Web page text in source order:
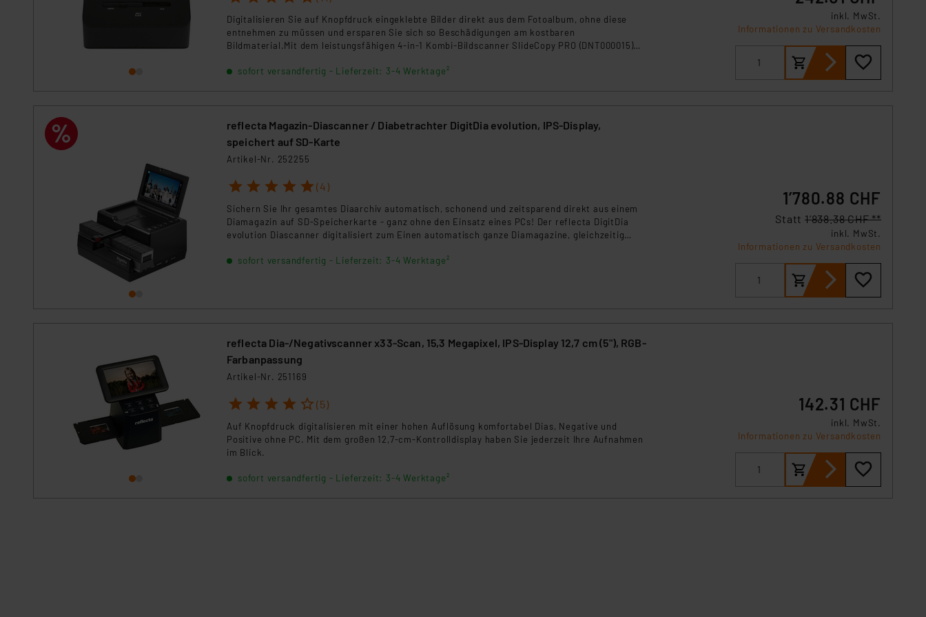
Impressum|Datenschutzerklärung
Digitalisieren Sie auf Knopfdruck eingeklebte Bilder direkt aus dem Fotoalbum, ohne diese
entnehmen zu müssen und ersparen Sie sich so Beschädigungen am kostbaren
Bildmaterial.Mit dem leistungsfähigen 4-in-1 Kombi-Bildscanner SlideCopy PRO (DNT000015)
Instamatic-Filme) ohne den Einsatz eines PCs oder einer PC-Software einfach ins digitale
sofort versandfertig - Lieferzeit: 3-4 Werktage²
inkl. MwSt.
Informationen zu Versandkosten
reflecta Magazin-Diascanner / Diabetrachter DigitDia evolution, IPS-Display,
speichert auf SD-Karte
Artikel-Nr. 252255
1 2 3 4 5 (4)
Sichern Sie Ihr gesamtes Diaarchiv automatisch, schonend und zeitsparend direkt aus einem
Diamagazin auf SD-Speicherkarte - ganz ohne den Einsatz eines PCs! Der reflecta DigitDia
evolution Diascanner digitalisiert zum Einen automatisch ganze Diamagazine, gleichzeitig
Diabetrachter. In nur 5 Sekunden scannt er 1 Dia und digitalisiert in wenigen Minuten
sofort versandfertig - Lieferzeit: 3-4 Werktage²
1’780.88 CHF
Statt 1’838.38 CHF **
inkl. MwSt.
Informationen zu Versandkosten
reflecta Dia-/Negativscanner x33-Scan, 15,3 Megapixel, IPS-Display 12,7 cm (5"), RGB-
Farbanpassung
Artikel-Nr. 251169
1 2 3 4 5 (5)
Auf Knopfdruck digitalisieren mit einer hohen Auflösung komfortabel Dias, Negative und
Positive ohne PC. Mit dem großen 12,7-cm-Kontrolldisplay haben Sie jederzeit Ihre Aufnahmen
im Blick.
sofort versandfertig - Lieferzeit: 3-4 Werktage²
142.31 CHF
inkl. MwSt.
Informationen zu Versandkosten